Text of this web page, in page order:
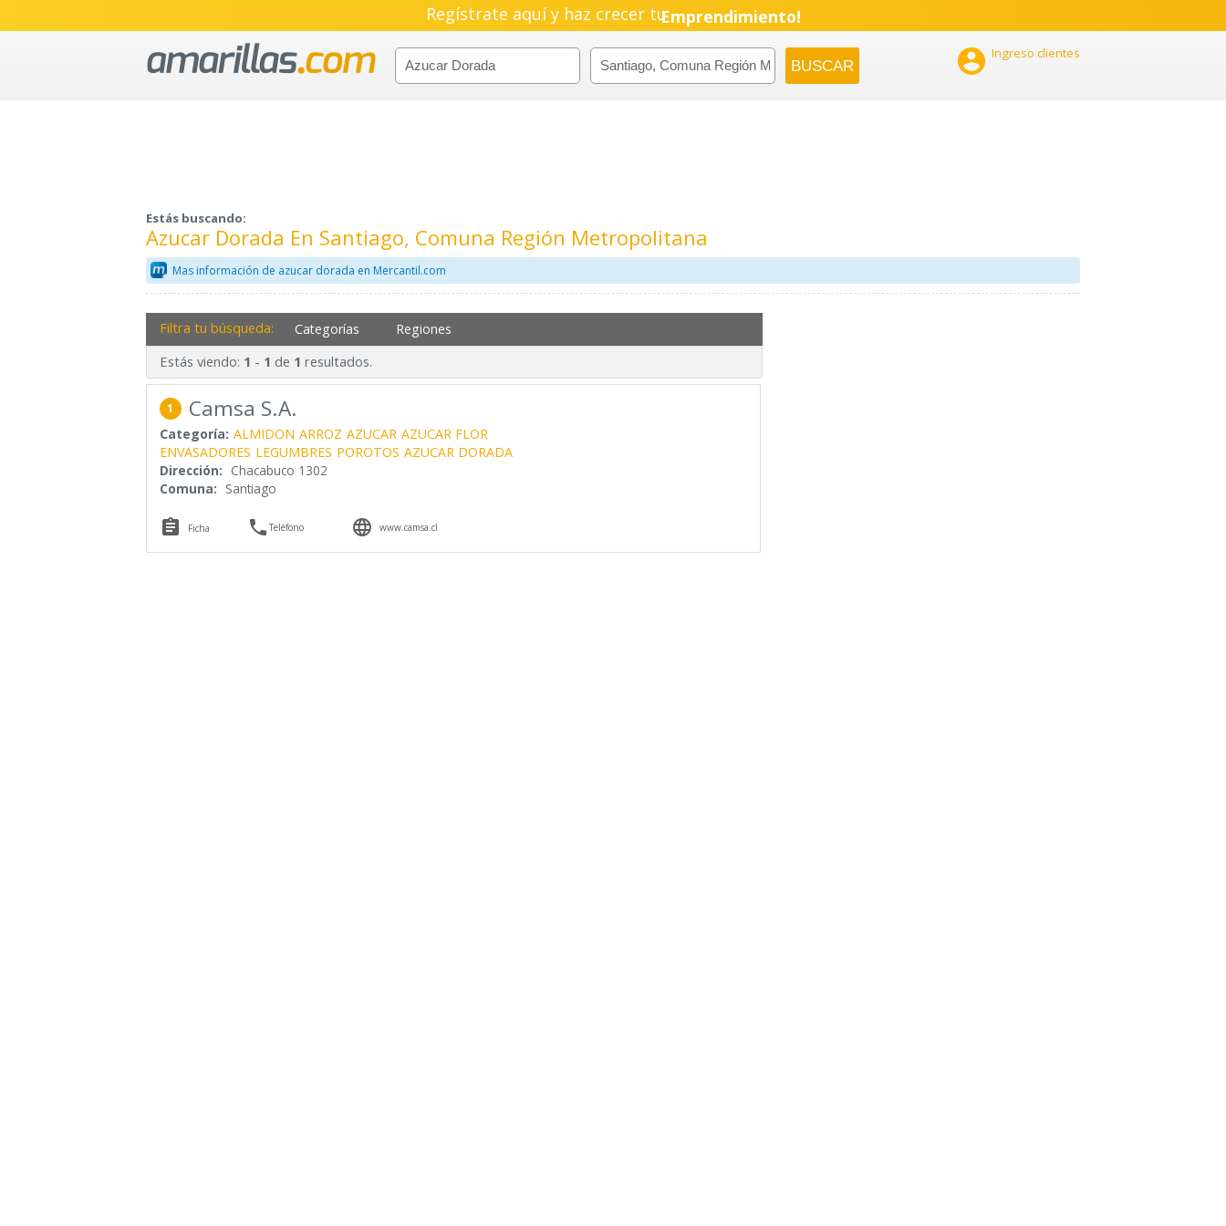
Regístrate aquí y haz crecer tuEmprendimiento!
 Ingreso clientes
Estás buscando:
Azucar Dorada En Santiago, Comuna Región Metropolitana
Mas información de azucar dorada en Mercantil.com
Filtra tu búsqueda: Categorías Regiones
Estás viendo: 1 - 1 de 1 resultados.
1 Camsa S.A.
Categoría: ALMIDON ARROZ AZUCAR AZUCAR FLOR
ENVASADORES LEGUMBRES POROTOS AZUCAR DORADA
Dirección: Chacabuco 1302
Comuna: Santiago
 Ficha Teléfono  www.camsa.cl